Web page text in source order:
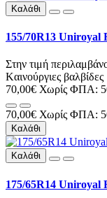
Καλάθι
155/70R13 Uniroyal
Στην τιμή
Kαινούργιες
70,00€ Χωρίς ΦΠΑ:
70,00€ Χωρίς ΦΠΑ:
Καλάθι
Καλάθι
175/65R14 Uniroyal